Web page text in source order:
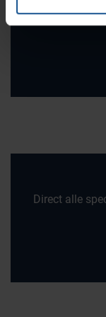
Direct alle